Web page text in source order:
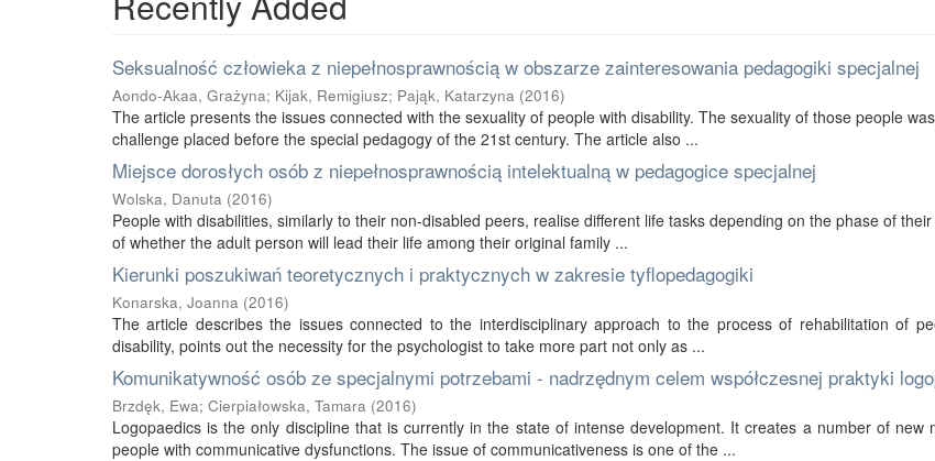
Seksualność człowieka z niepełnosprawnością w obszarze zainteresowania pedagogiki specjalnej
Aondo-Akaa, Grażyna; Kijak, Remigiusz; Pająk, Katarzyna (2016)
The article presents the issues connected with the sexuality of people with disability. The sexuality of those people
challenge placed before the special pedagogy of the 21st century. The article also ...
Miejsce dorosłych osób z niepełnosprawnością intelektualną w pedagogice specjalnej
Wolska, Danuta (2016)
People with disabilities, similarly to their non-disabled peers, realise different life tasks depending on the phase of
of whether the adult person will lead their life among their original family ...
Kierunki poszukiwań teoretycznych i praktycznych w zakresie tyflopedagogiki
Konarska, Joanna (2016)
The article describes the issues connected to the interdisciplinary approach to the process of rehabilitation of
disability, points out the necessity for the psychologist to take more part not only as ...
Komunikatywność osób ze specjalnymi potrzebami - nadrzędnym celem współczesnej praktyki
Brzdęk, Ewa; Cierpiałowska, Tamara (2016)
Logopaedics is the only discipline that is currently in the state of intense development. It creates a number of new
people with communicative dysfunctions. The issue of communicativeness is one of the ...